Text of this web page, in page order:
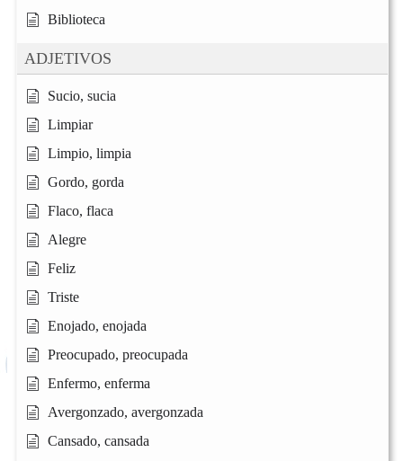
Biblioteca
ADJETIVOS
Sucio, sucia
Limpiar
Limpio, limpia
Gordo, gorda
Flaco, flaca
Alegre
Feliz
Triste
Enojado, enojada
Preocupado, preocupada
Enfermo, enferma
Avergonzado, avergonzada
Cansado, cansada